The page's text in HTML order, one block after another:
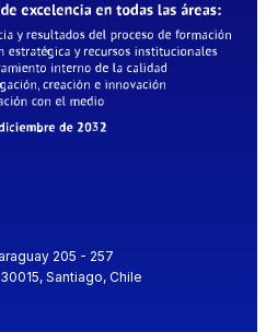
205 - 257
Santiago, Chile